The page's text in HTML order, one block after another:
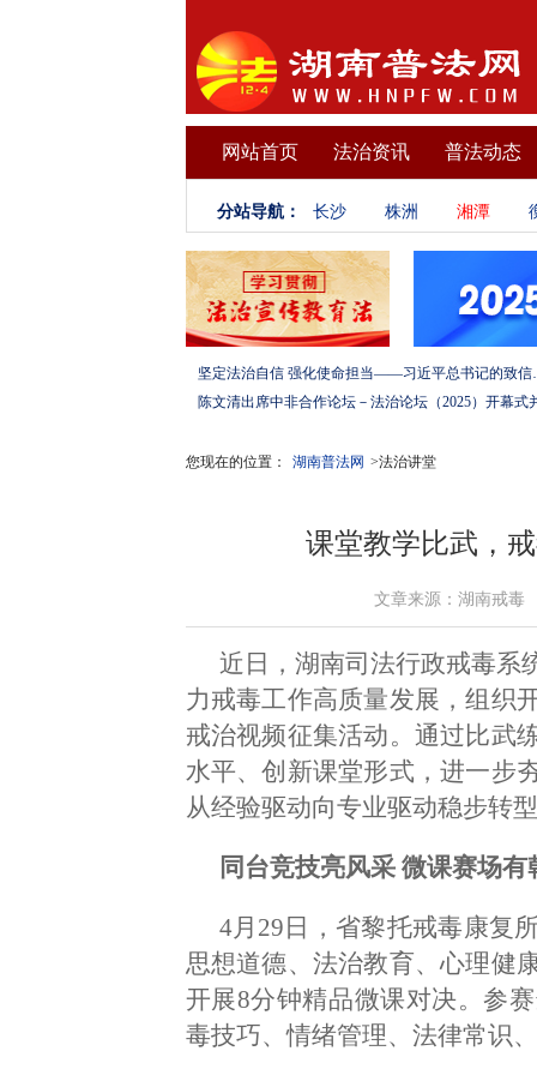
网站首页 法治资讯 普法动态
分站导航： 长沙 株洲 湘潭
坚定法治自信 强化使
您现在的位置： 湖南普法网 >法治讲堂
课堂教学比武，
文章来源：湖南戒
近日，湖南司法行政戒毒系
力戒毒工作高质量发展，组织
戒治视频征集活动。通过比武
水平、创新课堂形式，进一步
从经验驱动向专业驱动稳步转
同台竞技亮风采 微课赛场有
4月29日，省黎托戒毒康复
思想道德、法治教育、心理健
开展8分钟精品微课对决。参
毒技巧、情绪管理、法律常识